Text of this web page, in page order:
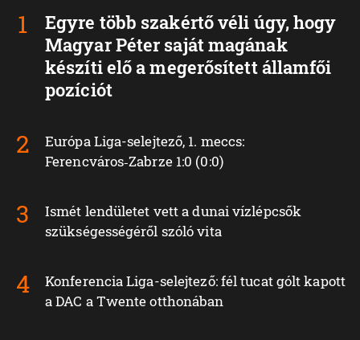
Egyre több szakértő véli úgy, hogy
Magyar Péter saját magának
készíti elő a megerősített államfői
pozíciót
Európa Liga-selejtező, 1. meccs:
Ferencváros‑Zabrze 1:0 (0:0)
Ismét lendületet vett a dunai vízlépcsők
szükségességéről szóló vita
Konferencia Liga-selejtező: fél tucat gólt kapott
a DAC a Twente otthonában